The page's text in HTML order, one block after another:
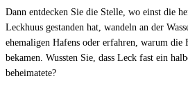
Dann entdecken Sie die Stelle, wo einst die
Leckhuus gestanden hat, wandeln an der
ehemaligen Hafens oder erfahren, warum die
bekamen. Wussten Sie, dass Leck fast ein
beheimatete?